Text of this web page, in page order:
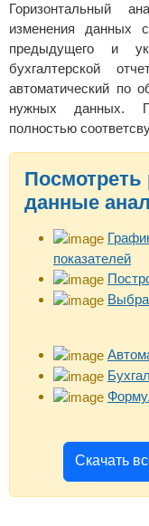
Горизонтальный
изменения данных
предыдущего и
бухгалтерской
автоматический по
нужных данных.
полностью
Посмотреть
данные
показателей
Скачать